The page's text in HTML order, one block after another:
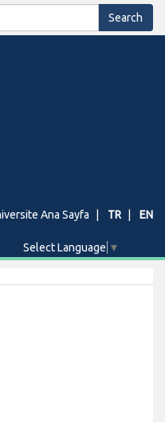
Ana Sayfa TR EN
Select Language ▼